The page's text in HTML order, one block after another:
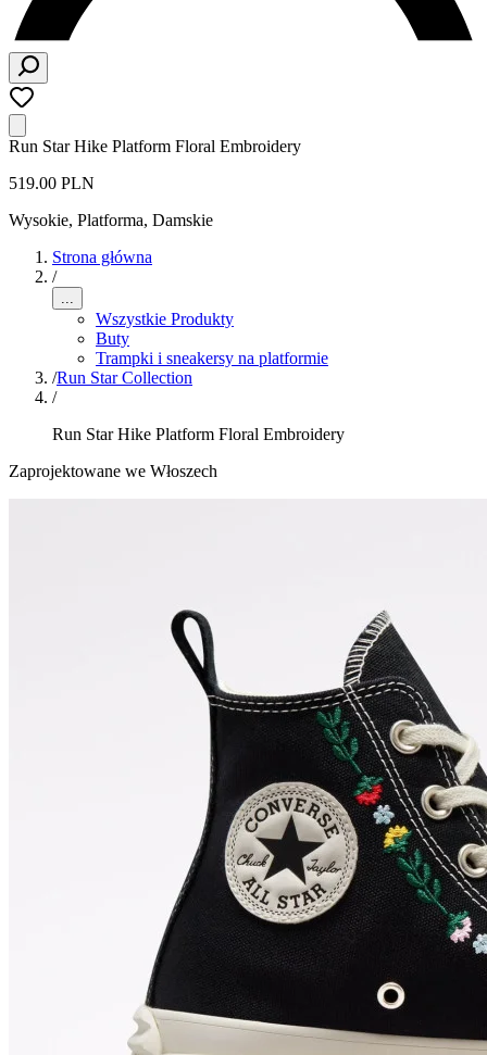
Run Star Hike Platform Floral Embroidery
519.00 PLN
Wysokie, Platforma, Damskie
Strona główna
/
...
Wszystkie Produkty
Buty
Trampki i sneakersy na platformie
/Run Star Collection
/
Run Star Hike Platform Floral Embroidery
Zaprojektowane we Włoszech